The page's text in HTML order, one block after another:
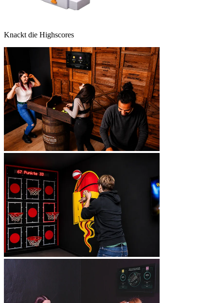
Knackt die Highscores